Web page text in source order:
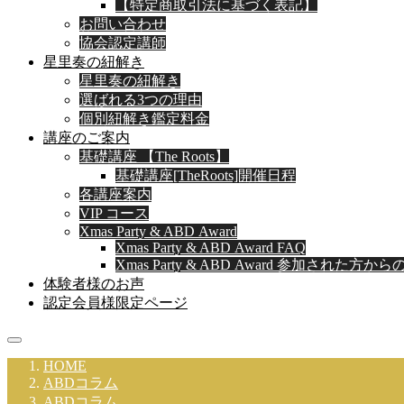
【特定商取引法に基づく表記】
お問い合わせ
協会認定講師
星里奏の紐解き
星里奏の紐解き
選ばれる3つの理由
個別紐解き鑑定料金
講座のご案内
基礎講座 【The Roots】
基礎講座[TheRoots]開催日程
各講座案内
VIP コース
Xmas Party & ABD Award
Xmas Party & ABD Award FAQ
Xmas Party & ABD Award 参加された方から
体験者様のお声
認定会員様限定ページ
HOME
ABDコラム